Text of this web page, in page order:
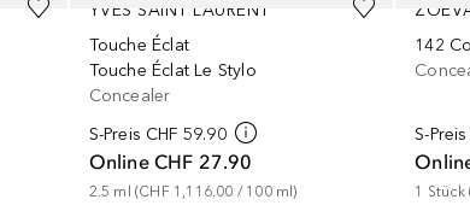
YVES SAINT LAURENT
Touche Éclat
Touche Éclat Le Stylo
Concealer
S-Preis CHF 59.90
Online CHF 27.90
2.5 ml (CHF 1,116.00 / 100 ml)
142
S-Preis
1 Stück